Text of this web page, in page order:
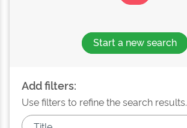
Start a new search
Add filters:
Use filters to refine the search results.